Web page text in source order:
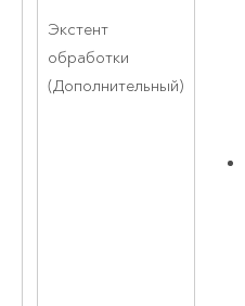
Экстент
обработки
(Дополнительный)